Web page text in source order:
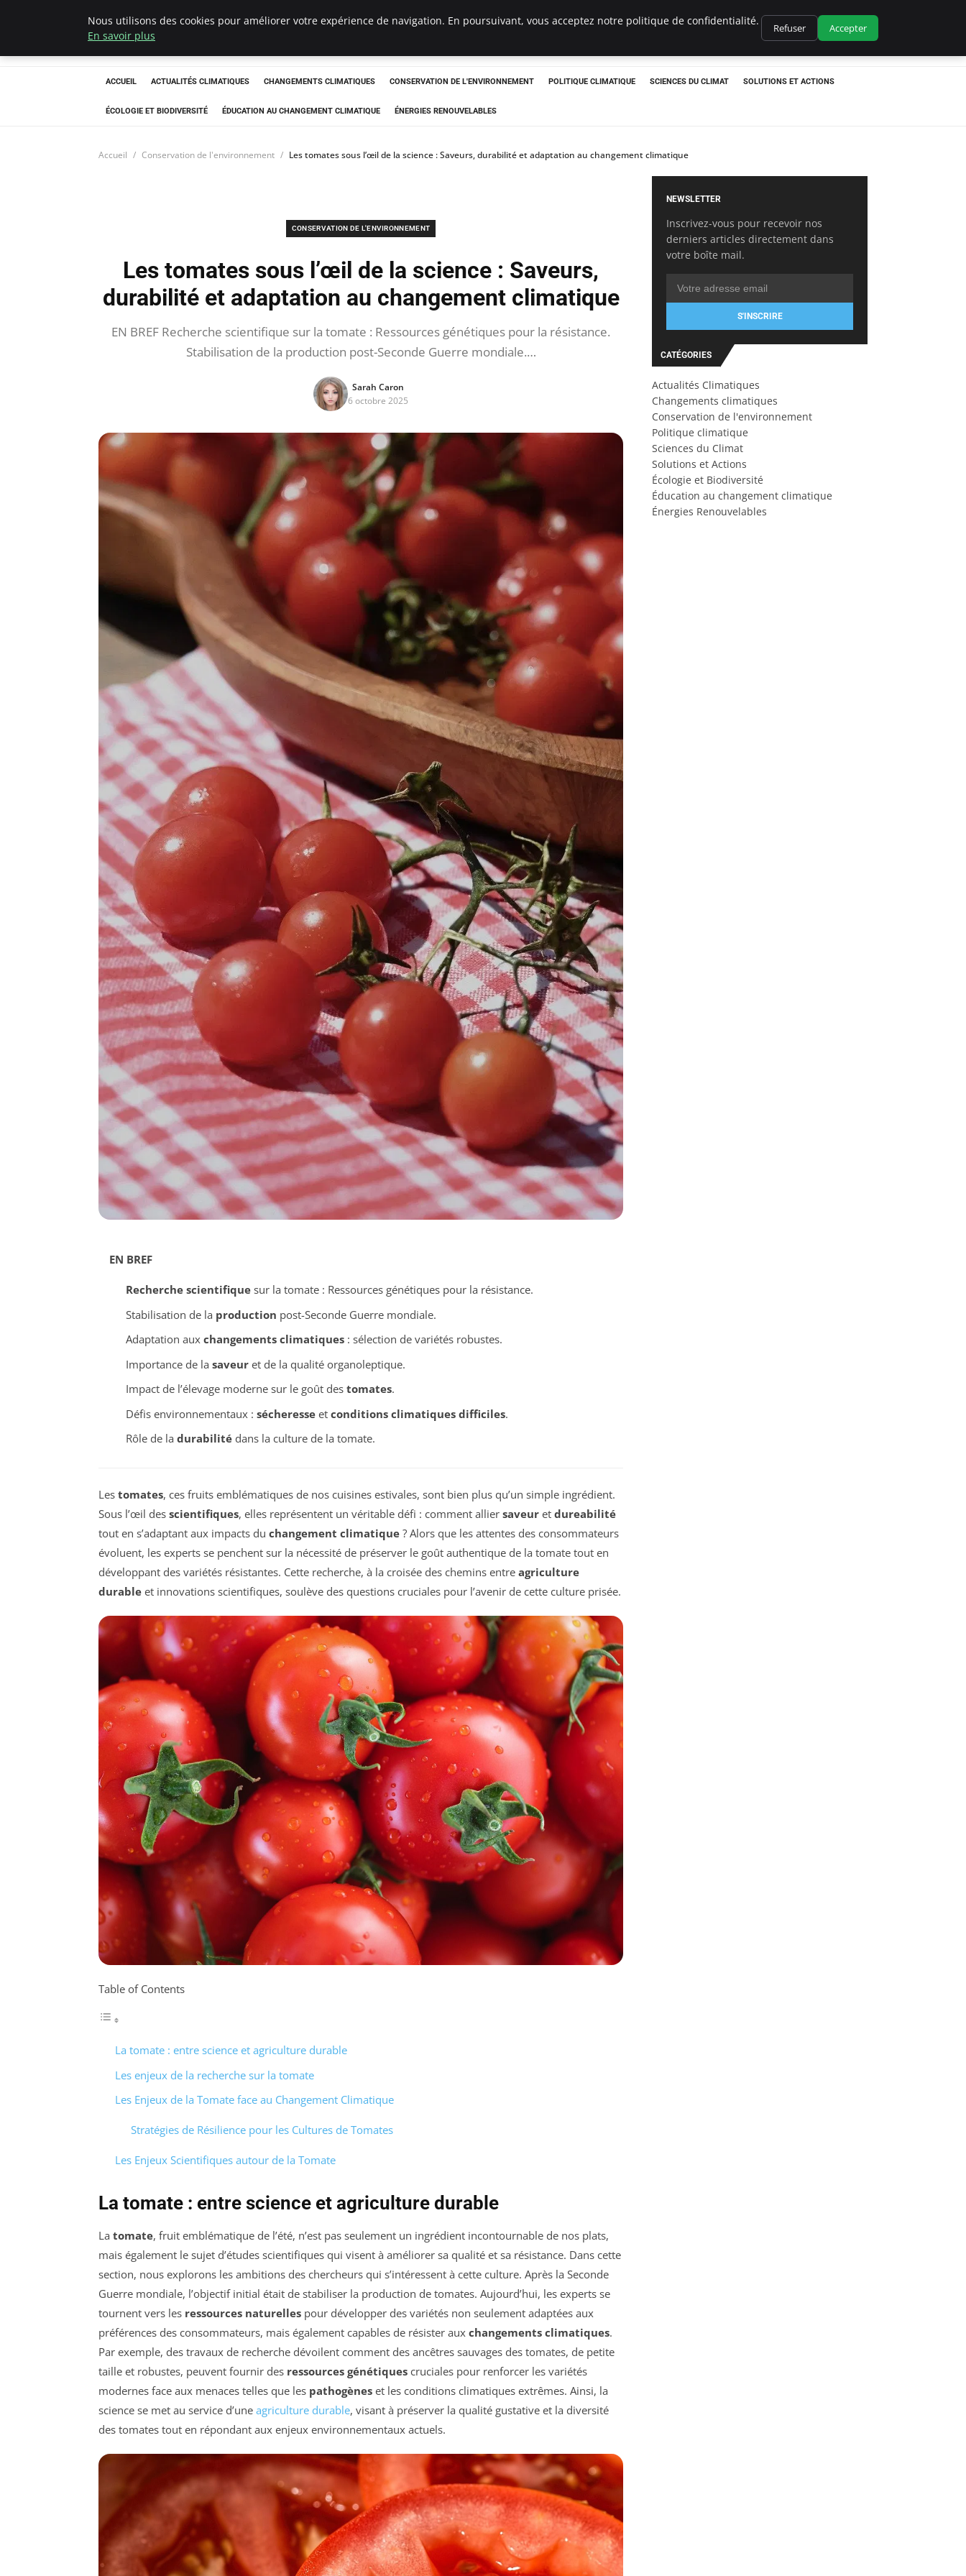
Climatedebtagents
ACCUEIL ACTUALITÉS CLIMATIQUES CHANGEMENTS CLIMATIQUES CONSERVATION DE L'ENVIRONNEMENT POLITIQUE CLIMATIQUE SCIENCES DU CLIMAT SOLUTIONS ET ACTIONS
ÉCOLOGIE ET BIODIVERSITÉ ÉDUCATION AU CHANGEMENT CLIMATIQUE ÉNERGIES RENOUVELABLES
Accueil Conservation de l'environnement Les tomates sous l’œil de la science : Saveurs, durabilité et adaptation au changement climatique
CONSERVATION DE L'ENVIRONNEMENT
Les tomates sous l’œil de la science : Saveurs,
durabilité et adaptation au changement climatique
EN BREF Recherche scientifique sur la tomate : Ressources génétiques pour la résistance.
Stabilisation de la production post-Seconde Guerre mondiale.…
Sarah Caron
6 octobre 2025
EN BREF
Recherche scientifiquesur la tomate : Ressources génétiques pour la résistance.
Stabilisation de la production post-Seconde Guerre mondiale.
Adaptation aux changements climatiques: sélection de variétés robustes.
Importance de la saveuret de la qualité organoleptique.
Impact de l’élevage moderne sur le goût des tomates.
Défis environnementaux : sécheresseet conditions climatiques difficiles.
Rôle de la durabilitédans la culture de la tomate.
Les tomates, ces fruits emblématiques de nos cuisines estivales, sont bien plus qu’un simple ingrédient.
Sous l’œil des scientifiques, elles représentent un véritable défi : comment allier saveur et dureabilité
tout en s’adaptant aux impacts du changement climatique ? Alors que les attentes des consommateurs
évoluent, les experts se penchent sur la nécessité de préserver le goût authentique de la tomate tout en
développant des variétés résistantes. Cette recherche, à la croisée des chemins entre agriculture
durable et innovations scientifiques, soulève des questions cruciales pour l’avenir de cette culture prisée.
Table of Contents
La tomate : entre science et agriculture durable
Les enjeux de la recherche sur la tomate
Les Enjeux de la Tomate face au Changement Climatique
Stratégies de Résilience pour les Cultures de Tomates
Les Enjeux Scientifiques autour de la Tomate
La tomate : entre science et agriculture durable
La tomate, fruit emblématique de l’été, n’est pas seulement un ingrédient incontournable de nos plats,
mais également le sujet d’études scientifiques qui visent à améliorer sa qualité et sa résistance. Dans cette
section, nous explorons les ambitions des chercheurs qui s’intéressent à cette culture. Après la Seconde
Guerre mondiale, l’objectif initial était de stabiliser la production de tomates. Aujourd’hui, les experts se
tournent vers les ressources naturelles pour développer des variétés non seulement adaptées aux
préférences des consommateurs, mais également capables de résister aux changements climatiques.
Par exemple, des travaux de recherche dévoilent comment des ancêtres sauvages des tomates, de petite
taille et robustes, peuvent fournir des ressources génétiques cruciales pour renforcer les variétés
modernes face aux menaces telles que les pathogènes et les conditions climatiques extrêmes. Ainsi, la
science se met au service d’une agriculture durable, visant à préserver la qualité gustative et la diversité
des tomates tout en répondant aux enjeux environnementaux actuels.
NEWSLETTER
Inscrivez-vous pour recevoir nos
derniers articles directement dans
votre boîte mail.
S'INSCRIRE
CATÉGORIES
Actualités Climatiques
Changements climatiques
Conservation de l'environnement
Politique climatique
Sciences du Climat
Solutions et Actions
Écologie et Biodiversité
Éducation au changement climatique
Énergies Renouvelables
Nous utilisons des cookies pour améliorer votre expérience de navigation. En poursuivant, vous acceptez notre politique de confidentialité.
En savoir plus
Refuser Accepter